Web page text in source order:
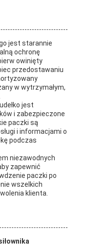
jest starannie
ochronę
owinięty
przedostawaniu
w wytrzymałym,
jest
i zabezpieczone
paczki są
i informacjami o
podczas
niezawodnych
zapewnić
paczki po
wszelkich
klienta.